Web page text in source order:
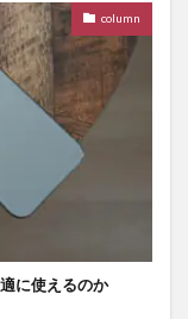
column
に使えるのか